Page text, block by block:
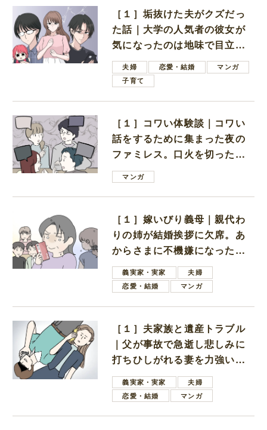
［１］垢抜けた夫がクズだっ
た話｜大学の人気者の彼女が
気になったのは地味で目立た
ない男子学生
夫婦 恋愛・結婚
マンガ
子育て
［１］コワい体験談｜コワい
話をするために集まった夜の
ファミレス。口火を切ったの
は電車好きの男の子ママ
マンガ
［１］嫁いびり義母｜親代わ
りの姉が結婚挨拶に欠席。あ
からさまに不機嫌になった義
母義実家・実家
夫婦
恋愛・結婚
マンガ
［１］夫家族と遺産トラブル
｜父が事故で急逝し悲しみに
打ちひしがれる妻を力強い言
葉で励ます夫
義実家・実家
夫婦
恋愛・結婚
マンガ